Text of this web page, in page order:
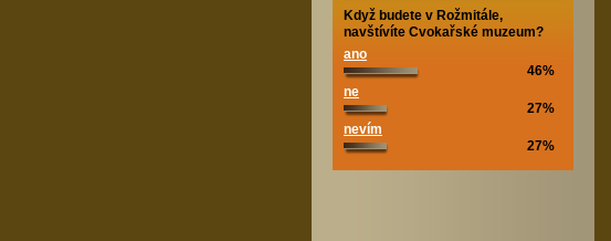
Když budete v Rožmitále,
navštívíte Cvokařské muzeum?
ano
46%
ne
27%
nevím
27%